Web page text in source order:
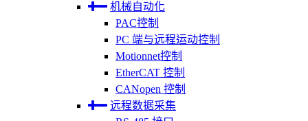
机械自动化
PAC控制
PC 端与远程运动控制
Motionnet控制
EtherCAT 控制
CANopen 控制
远程数据采集